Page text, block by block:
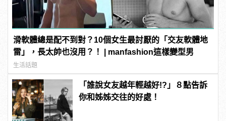
滑軟體總是配不到對？10個女生最討厭的「交友軟體地
雷」，長太帥也沒用？！ | manfashion這樣變型男
生活話題
「誰說女友越年輕越好!?」８點告訴
你和姊姊交往的好處！